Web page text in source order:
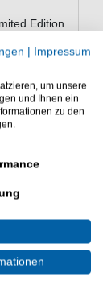
Edition
kaufen
| Impressum
um unsere
und Ihnen ein
zu den